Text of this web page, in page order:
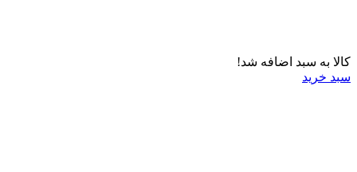
کالا به سبد اضافه شد!
سبد خرید